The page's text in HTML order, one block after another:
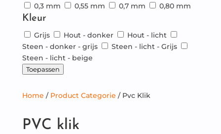
0,3 mm 0,55 mm 0,7 mm 0,80 mm
Kleur
Grijs Hout - donker
Hout - licht
Steen - donker - grijs
Steen - licht - Grijs
Steen - licht - beige
Toepassen
Home / Product Categorie / Pvc Klik
PVC klik